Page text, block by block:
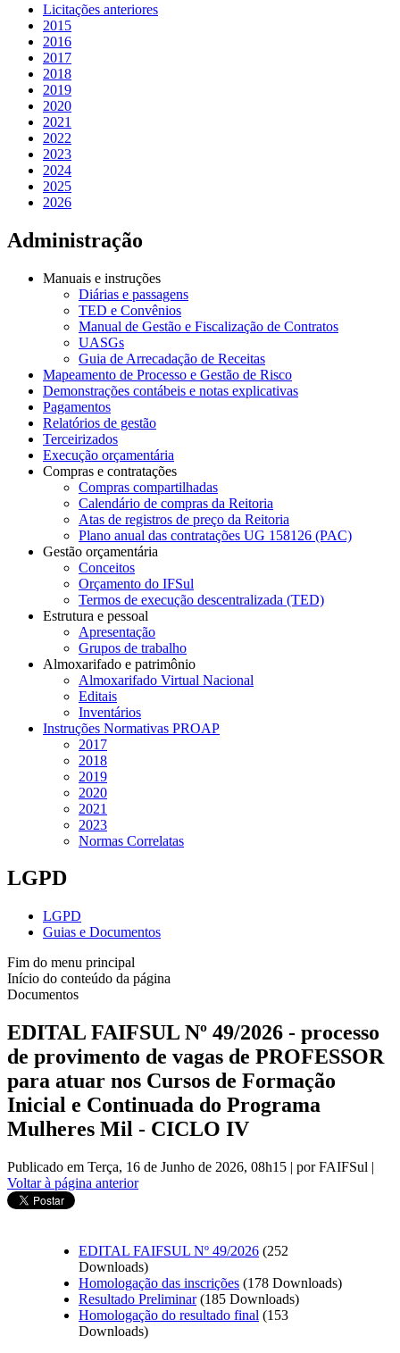
Licitações anteriores
2015
2016
2017
2018
2019
2020
2021
2022
2023
2024
2025
2026
Administração
Manuais e instruções
Diárias e passagens
TED e Convênios
Manual de Gestão e Fiscalização de Contratos
UASGs
Guia de Arrecadação de Receitas
Mapeamento de Processo e Gestão de Risco
Demonstrações contábeis e notas explicativas
Pagamentos
Relatórios de gestão
Terceirizados
Execução orçamentária
Compras e contratações
Compras compartilhadas
Calendário de compras da Reitoria
Atas de registros de preço da Reitoria
Plano anual das contratações UG 158126 (PAC)
Gestão orçamentária
Conceitos
Orçamento do IFSul
Termos de execução descentralizada (TED)
Estrutura e pessoal
Apresentação
Grupos de trabalho
Almoxarifado e patrimônio
Almoxarifado Virtual Nacional
Editais
Inventários
Instruções Normativas PROAP
2017
2018
2019
2020
2021
2023
Normas Correlatas
LGPD
LGPD
Guias e Documentos
Fim do menu principal
Início do conteúdo da página
Documentos
EDITAL FAIFSUL Nº 49/2026 - processo
de provimento de vagas de PROFESSOR
para atuar nos Cursos de Formação
Inicial e Continuada do Programa
Mulheres Mil - CICLO IV
Publicado em Terça, 16 de Junho de 2026, 08h15 | por FAIFSul |
Voltar à página anterior
EDITAL FAIFSUL Nº 49/2026 (252
Downloads)
Homologação das inscrições (178 Downloads)
Resultado Preliminar (185 Downloads)
Homologação do resultado final (153
Downloads)